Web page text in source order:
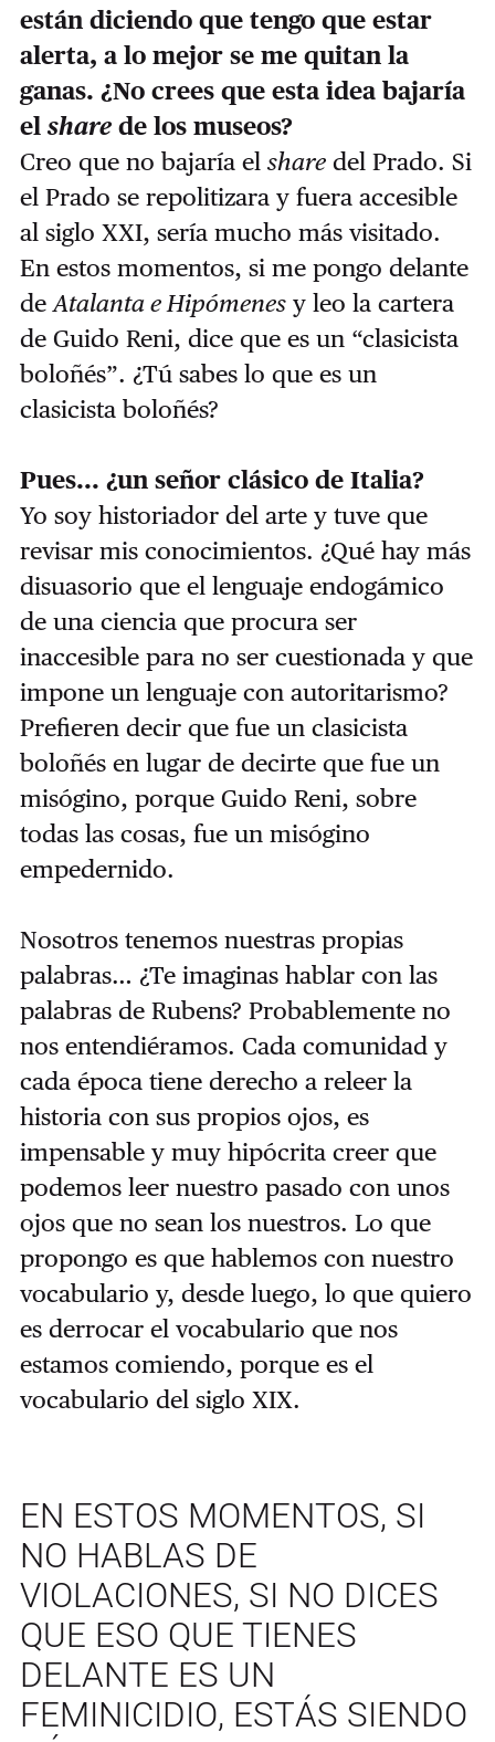
están diciendo que tengo que estar
alerta, a lo mejor se me quitan la
ganas. ¿No crees que esta idea bajaría
el sharede los museos?
Creo que no bajaría el sharedel Prado. Si
el Prado se repolitizara y fuera accesible
al siglo XXI, sería mucho más visitado.
En estos momentos, si me pongo delante
de Atalanta e Hipómenesy leo la cartera
de Guido Reni, dice que es un “clasicista
boloñés”. ¿Tú sabes lo que es un
clasicista boloñés?
Pues... ¿un señor clásico de Italia?
Yo soy historiador del arte y tuve que
revisar mis conocimientos. ¿Qué hay más
disuasorio que el lenguaje endogámico
de una ciencia que procura ser
inaccesible para no ser cuestionada y que
impone un lenguaje con autoritarismo?
Prefieren decir que fue un clasicista
boloñés en lugar de decirte que fue un
misógino, porque Guido Reni, sobre
todas las cosas, fue un misógino
empedernido.
Nosotros tenemos nuestras propias
palabras… ¿Te imaginas hablar con las
palabras de Rubens? Probablemente no
nos entendiéramos. Cada comunidad y
cada época tiene derecho a releer la
historia con sus propios ojos, es
impensable y muy hipócrita creer que
podemos leer nuestro pasado con unos
ojos que no sean los nuestros. Lo que
propongo es que hablemos con nuestro
vocabulario y, desde luego, lo que quiero
es derrocar el vocabulario que nos
estamos comiendo, porque es el
vocabulario del siglo XIX.
EN ESTOS MOMENTOS, SI
NO HABLAS DE
VIOLACIONES, SI NO DICES
QUE ESO QUE TIENES
DELANTE ES UN
FEMINICIDIO, ESTÁS SIENDO